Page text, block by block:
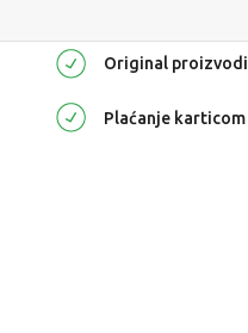
Original proizvodi
Plaćanje karticom